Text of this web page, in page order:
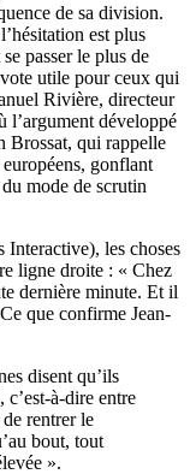
de sa division.
est plus
passer le plus de
utile pour ceux qui
Rivière, directeur
l’argument développé
Brossat, qui rappelle
gonflant
mode de scrutin
les choses
ligne droite : « Chez
dernière minute. Et il
que confirme Jean-
disent qu’ils
c’est-à-dire entre
rentrer le
bout, tout
».